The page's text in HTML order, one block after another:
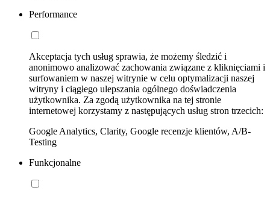
Performance
Akceptacja tych usług sprawia, że możemy śledzić i
anonimowo analizować zachowania związane z kliknięciami i
surfowaniem w naszej witrynie w celu optymalizacji naszej
witryny i ciągłego ulepszania ogólnego doświadczenia
użytkownika. Za zgodą użytkownika na tej stronie
internetowej korzystamy z następujących usług stron trzecich:
Google Analytics, Clarity, Google recenzje klientów, A/B-
Testing
Funkcjonalne